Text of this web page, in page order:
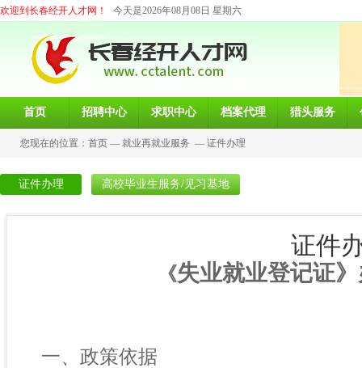
欢迎到长春经开人才网！ 今天是2026年08月08日 星期六
首页 招聘中心 求职中心 档案代理 猎头服务
您现在的位置： 首页 — 就业再就业服务 — 证件办理
证件办理 高校毕业生服务/见习基地
证件
《失业就业登记证
一、政策依据